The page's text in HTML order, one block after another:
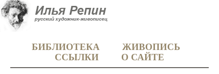
БИБЛИОТЕКА
ЖИВОПИСЬ
ССЫЛКИ
О САЙТЕ